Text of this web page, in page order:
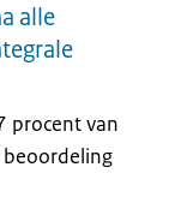
alle
procent van
beoordeling